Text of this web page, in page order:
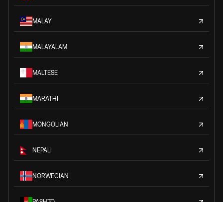
MALAY
MALAYALAM
MALTESE
MARATHI
MONGOLIAN
NEPALI
NORWEGIAN